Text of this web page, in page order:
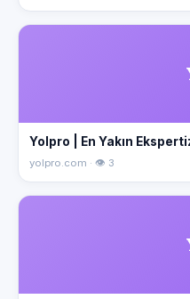
Yolpro | En Yakın
yolpro.com · 👁 3